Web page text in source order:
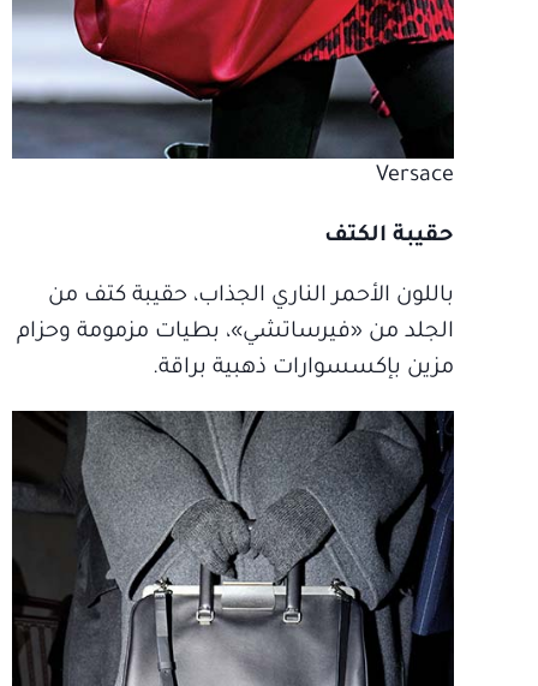
Versace
حقيبة الكتف
باللون الأحمر الناري الجذاب، حقيبة كتف من
الجلد من «فيرساتشي»، بطيات مزمومة وحزام
مزين بإكسسوارات ذهبية براقة.